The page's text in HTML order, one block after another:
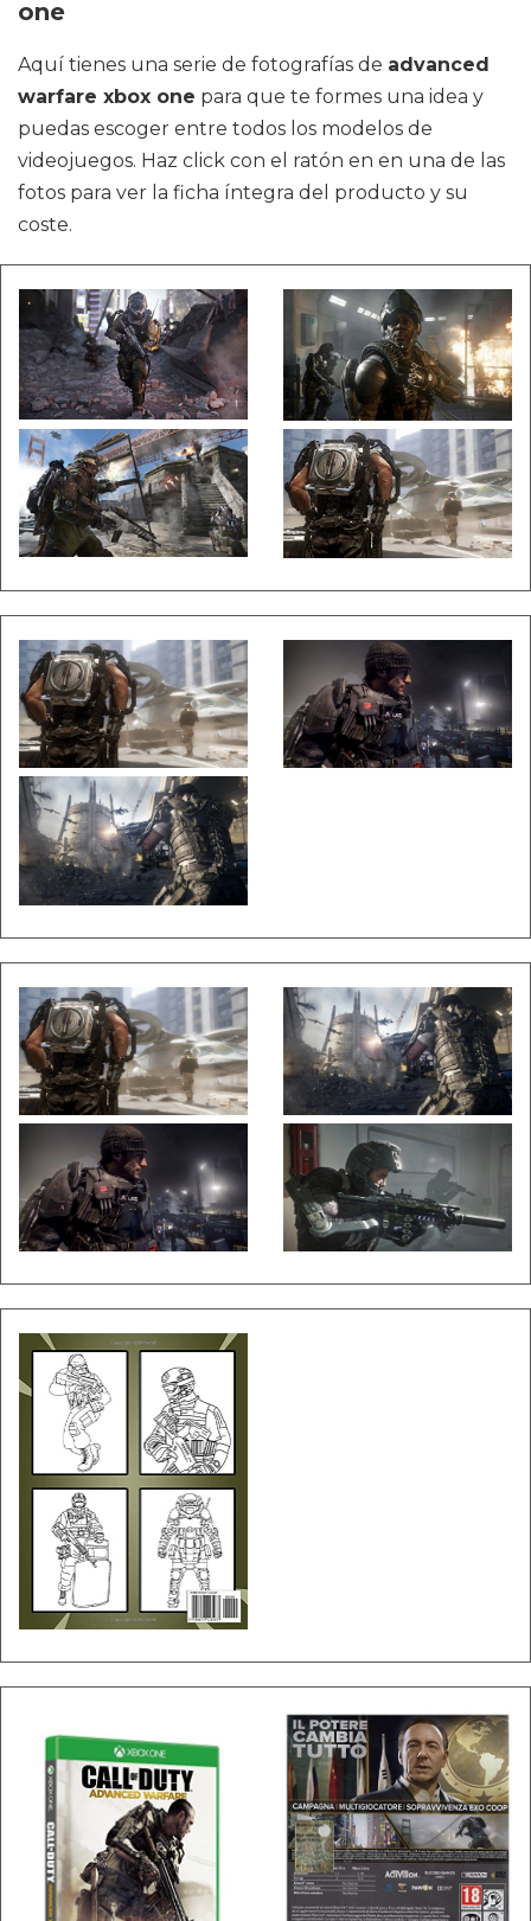
one
Aquí tienes una serie de fotografías de advanced
warfare xbox one para que te formes una idea y
puedas escoger entre todos los modelos de
videojuegos. Haz click con el ratón en en una de las
fotos para ver la ficha íntegra del producto y su
coste.